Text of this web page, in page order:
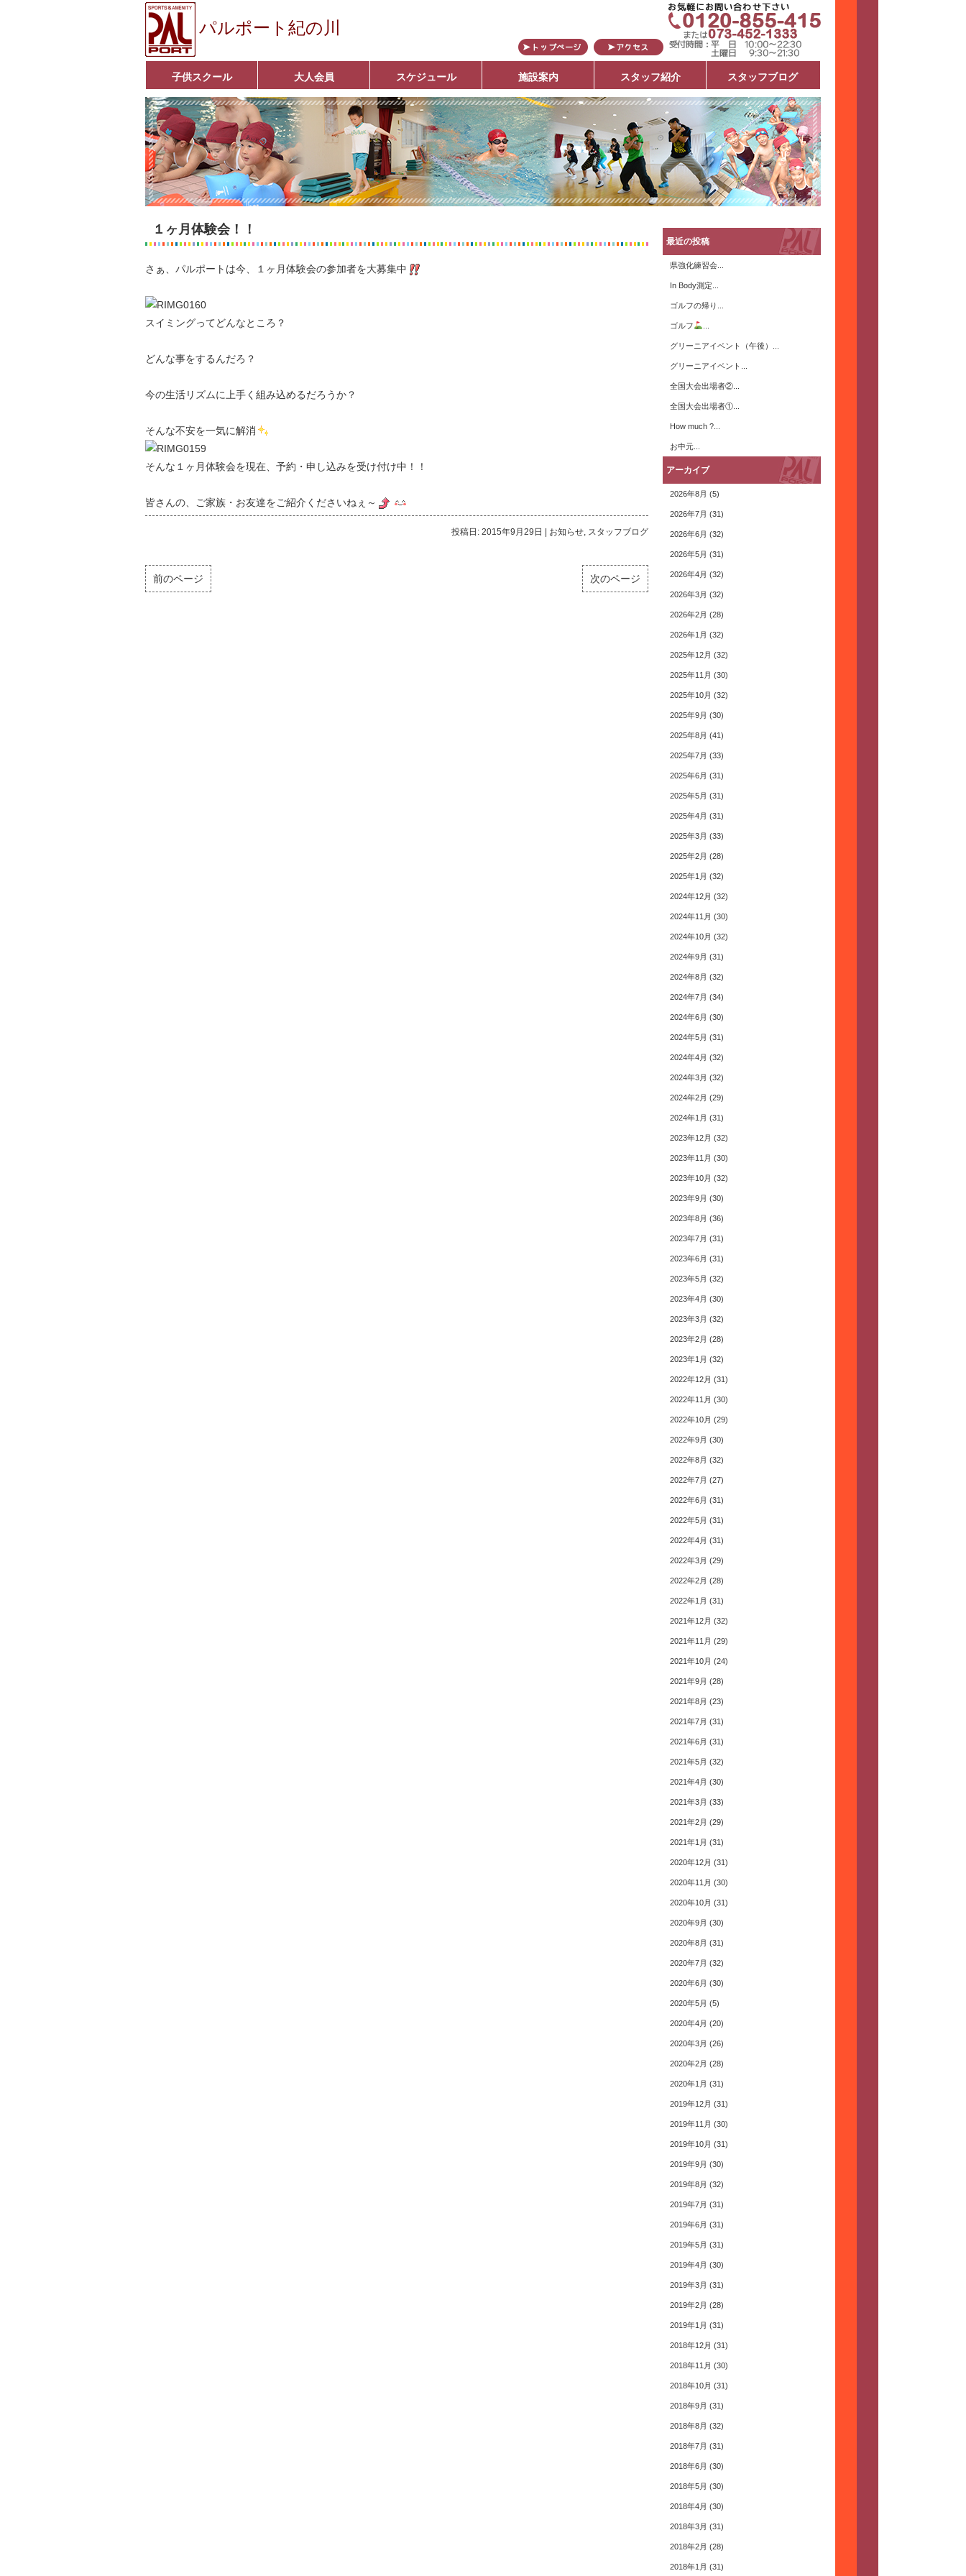
パルポート紀の川
子供スクール
ベビーコース
幼児コース
小学生コース
育成コース
選手コース
キッズパーク(体操教室)
子どもダンス教室
■入会案内■
大人会員
アクア悠々クラブ
いきいきコース
■入会案内■
スケジュール 施設案内 スタッフ紹介 スタッフブログ
１ヶ月体験会！！
さぁ、パルポートは今、１ヶ月体験会の参加者を大募集中
スイミングってどんなところ？
どんな事をするんだろ？
今の生活リズムに上手く組み込めるだろうか？
そんな不安を一気に解消
そんな１ヶ月体験会を現在、予約・申し込みを受け付け中！！
皆さんの、ご家族・お友達をご紹介くださいねぇ～
投稿日: 2015年9月29日 お知らせ, スタッフブログ
前のページ 次のページ
最近の投稿
県強化練習会...
In Body測定...
ゴルフの帰り...
ゴルフ
グリーニアイベント（午後）...
グリーニアイベント...
全国大会出場者②...
全国大会出場者①...
How much ?...
お中元...
アーカイブ
2026年8月 (5)
2026年7月 (31)
2026年6月 (32)
2026年5月 (31)
2026年4月 (32)
2026年3月 (32)
2026年2月 (28)
2026年1月 (32)
2025年12月 (32)
2025年11月 (30)
2025年10月 (32)
2025年9月 (30)
2025年8月 (41)
2025年7月 (33)
2025年6月 (31)
2025年5月 (31)
2025年4月 (31)
2025年3月 (33)
2025年2月 (28)
2025年1月 (32)
2024年12月 (32)
2024年11月 (30)
2024年10月 (32)
2024年9月 (31)
2024年8月 (32)
2024年7月 (34)
2024年6月 (30)
2024年5月 (31)
2024年4月 (32)
2024年3月 (32)
2024年2月 (29)
2024年1月 (31)
2023年12月 (32)
2023年11月 (30)
2023年10月 (32)
2023年9月 (30)
2023年8月 (36)
2023年7月 (31)
2023年6月 (31)
2023年5月 (32)
2023年4月 (30)
2023年3月 (32)
2023年2月 (28)
2023年1月 (32)
2022年12月 (31)
2022年11月 (30)
2022年10月 (29)
2022年9月 (30)
2022年8月 (32)
2022年7月 (27)
2022年6月 (31)
2022年5月 (31)
2022年4月 (31)
2022年3月 (29)
2022年2月 (28)
2022年1月 (31)
2021年12月 (32)
2021年11月 (29)
2021年10月 (24)
2021年9月 (28)
2021年8月 (23)
2021年7月 (31)
2021年6月 (31)
2021年5月 (32)
2021年4月 (30)
2021年3月 (33)
2021年2月 (29)
2021年1月 (31)
2020年12月 (31)
2020年11月 (30)
2020年10月 (31)
2020年9月 (30)
2020年8月 (31)
2020年7月 (32)
2020年6月 (30)
2020年5月 (5)
2020年4月 (20)
2020年3月 (26)
2020年2月 (28)
2020年1月 (31)
2019年12月 (31)
2019年11月 (30)
2019年10月 (31)
2019年9月 (30)
2019年8月 (32)
2019年7月 (31)
2019年6月 (31)
2019年5月 (31)
2019年4月 (30)
2019年3月 (31)
2019年2月 (28)
2019年1月 (31)
2018年12月 (31)
2018年11月 (30)
2018年10月 (31)
2018年9月 (31)
2018年8月 (32)
2018年7月 (31)
2018年6月 (30)
2018年5月 (30)
2018年4月 (30)
2018年3月 (31)
2018年2月 (28)
2018年1月 (31)